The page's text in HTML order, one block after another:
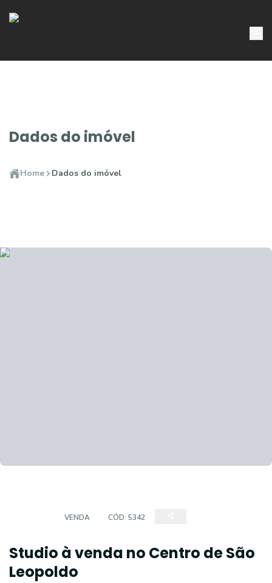
Dados do imóvel
Home Dados do imóvel
VENDA CÓD: 5342
Studio à venda no Centro de São
Leopoldo